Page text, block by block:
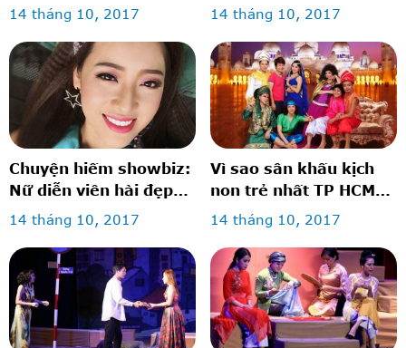
kịch
14 tháng 10, 2017 14 tháng 10, 2017
Chuyện hiếm showbiz:
Nữ diễn viên hài đẹp
lộng lẫy như hot girl
14 tháng 10, 2017
Vì sao sân khấu kịch
non trẻ nhất TP HCM
vẫn trụ vững?
14 tháng 10, 2017